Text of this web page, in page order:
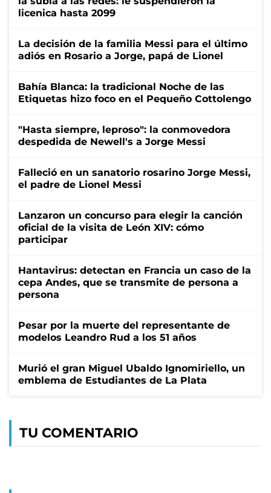
licenica hasta 2099
La decisión de la familia Messi para el último
adiós en Rosario a Jorge, papá de Lionel
Bahía Blanca: la tradicional Noche de las
Etiquetas hizo foco en el Pequeño Cottolengo
"Hasta siempre, leproso": la conmovedora
despedida de Newell's a Jorge Messi
Falleció en un sanatorio rosarino Jorge Messi,
el padre de Lionel Messi
Lanzaron un concurso para elegir la canción
oficial de la visita de León XIV: cómo
participar
Hantavirus: detectan en Francia un caso de la
cepa Andes, que se transmite de persona a
persona
Pesar por la muerte del representante de
modelos Leandro Rud a los 51 años
Murió el gran Miguel Ubaldo Ignomiriello, un
emblema de Estudiantes de La Plata
TU COMENTARIO